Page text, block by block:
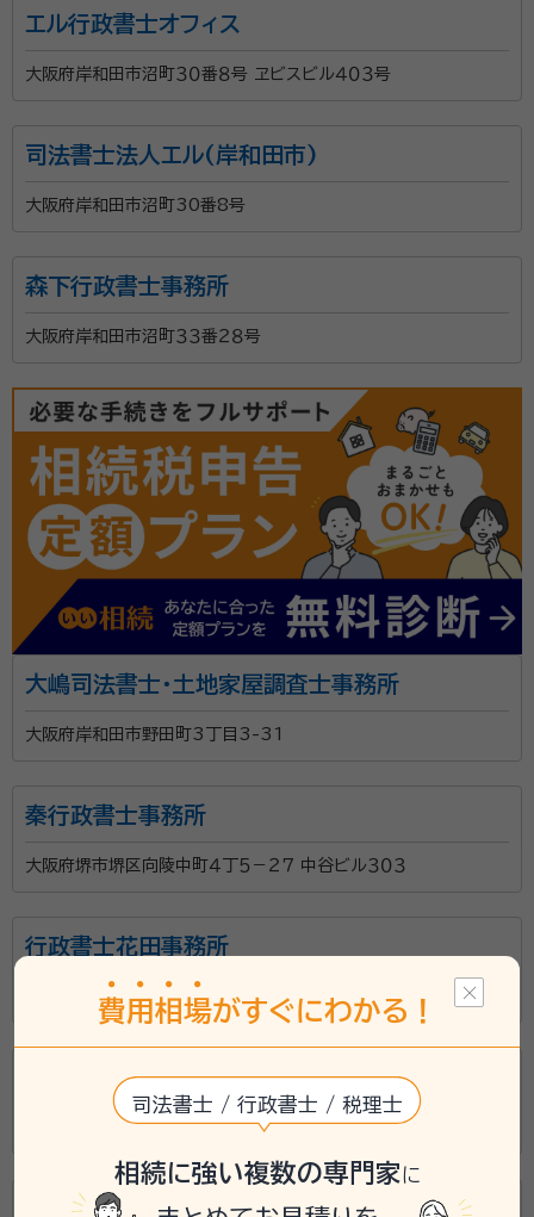
エル行政書士オフィス
大阪府岸和田市沼町３０番８号 ヱビスビル４０３号
司法書士法人エル(岸和田市)
大阪府岸和田市沼町30番8号
森下行政書士事務所
大阪府岸和田市沼町３３番２８号
大嶋司法書士・土地家屋調査士事務所
大阪府岸和田市野田町3丁目3-31
秦行政書士事務所
大阪府堺市堺区向陵中町４丁５－２７ 中谷ビル３０３
行政書士花田事務所
大阪府岸和田市別所町３丁目１０番４号
行政書士さかもと法務事務所
大阪府岸和田市北町１２番９－３０１号
行政書士紀ノ崎剛事務所
費用 相場がすぐにわかる！
司法書士 / 行政書士 / 税理士
相続に強い複数の専門家に